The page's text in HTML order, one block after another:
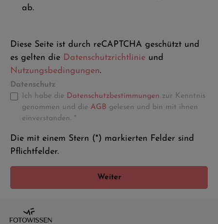
ab.
Diese Seite ist durch reCAPTCHA geschützt und
es gelten die Datenschutzrichtlinie und
Nutzungsbedingungen.
Datenschutz
Ich habe die Datenschutzbestimmungen zur Kenntnis
genommen und die AGB gelesen und bin mit ihnen
einverstanden. *
Die mit einem Stern (*) markierten Felder sind
Pflichtfelder.
Weiter